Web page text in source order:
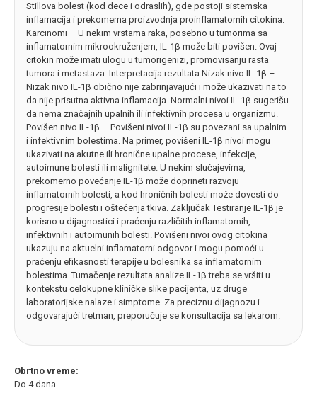
Stillova bolest (kod dece i odraslih), gde postoji sistemska
inflamacija i prekomerna proizvodnja proinflamatornih citokina.
Karcinomi – U nekim vrstama raka, posebno u tumorima sa
inflamatornim mikrookruženjem, IL-1β može biti povišen. Ovaj
citokin može imati ulogu u tumorigenizi, promovisanju rasta
tumora i metastaza. Interpretacija rezultata Nizak nivo IL-1β –
Nizak nivo IL-1β obično nije zabrinjavajući i može ukazivati na to
da nije prisutna aktivna inflamacija. Normalni nivoi IL-1β sugerišu
da nema značajnih upalnih ili infektivnih procesa u organizmu.
Povišen nivo IL-1β – Povišeni nivoi IL-1β su povezani sa upalnim
i infektivnim bolestima. Na primer, povišeni IL-1β nivoi mogu
ukazivati na akutne ili hronične upalne procese, infekcije,
autoimune bolesti ili malignitete. U nekim slučajevima,
prekomerno povećanje IL-1β može doprineti razvoju
inflamatornih bolesti, a kod hroničnih bolesti može dovesti do
progresije bolesti i oštećenja tkiva. Zaključak Testiranje IL-1β je
korisno u dijagnostici i praćenju različitih inflamatornih,
infektivnih i autoimunih bolesti. Povišeni nivoi ovog citokina
ukazuju na aktuelni inflamatorni odgovor i mogu pomoći u
praćenju efikasnosti terapije u bolesnika sa inflamatornim
bolestima. Tumačenje rezultata analize IL-1β treba se vršiti u
kontekstu celokupne kliničke slike pacijenta, uz druge
laboratorijske nalaze i simptome. Za preciznu dijagnozu i
odgovarajući tretman, preporučuje se konsultacija sa lekarom.
Obrtno vreme:
Do 4 dana